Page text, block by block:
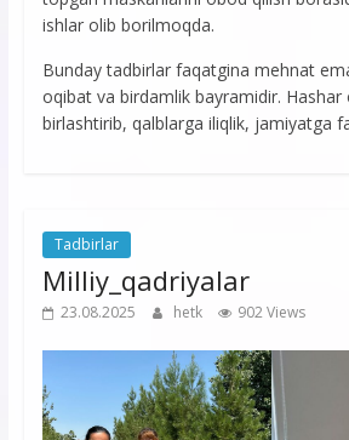
ishlar olib borilmoqda.
Bunday tadbirlar faqatgina mehnat
oqibat va birdamlik bayramidir. Hashar
birlashtirib, qalblarga iliqlik, jamiyatga
Tadbirlar
Milliy_qadriyalar
23.08.2025 hetk 902 Views